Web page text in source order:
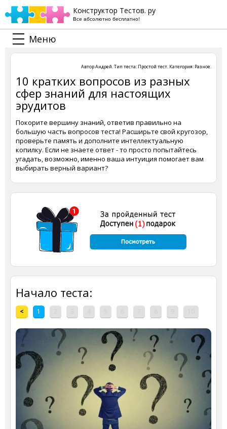
Конструктор Тестов. ру
Все абсолютно бесплатно!
Меню
АвторАндрей. Тип теста: Простой тест. Категория: Разное.
10 кратких вопросов из разных
сфер знаний для настоящих
эрудитов
Покорите вершину знаний, ответив правильно на
большую часть вопросов теста! Расширьте свой кругозор,
проверьте память и дополните интеллектуальную
копилку. Если не знаете ответ - то просто попытайтесь
угадать, возможно, именно ваша интуиция помогает вам
выбирать верный вариант?
Начало теста:
< 1